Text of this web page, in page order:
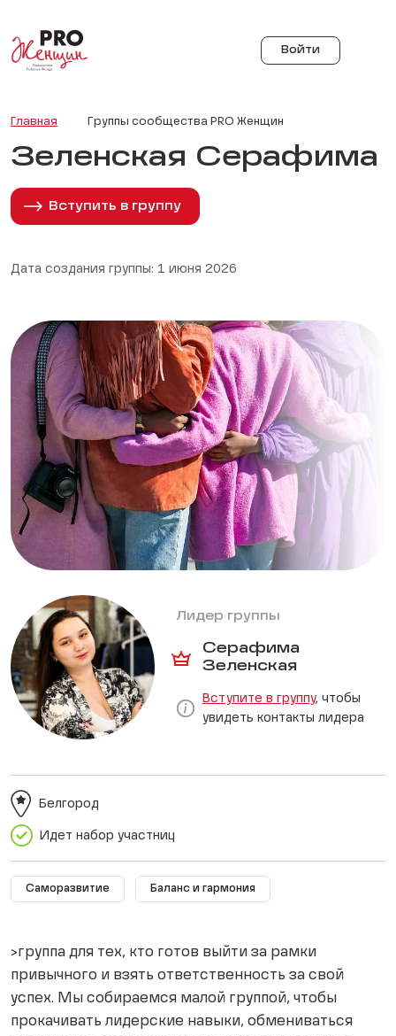
Войти
Главная Группы сообщества PRO Женщин
Зеленская Серафима
Вступить в группу
Дата создания группы: 1 июня 2026
Лидер группы
Серафима
Зеленская
Вступите в группу, чтобы
увидеть контакты лидера
Идет набор участниц
Белгород
Саморазвитие Баланс и гармония
>группа для тех, кто готов выйти за рамки
привычного и взять ответственность за свой
успех. Мы собираемся малой группой, чтобы
прокачивать лидерские навыки, обмениваться